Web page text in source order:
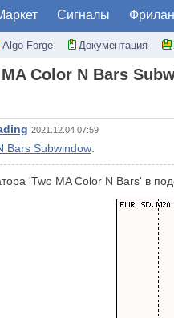
Сигналы
Algo Forge Документация
Color N Bars
2021.12.04 07:59
Bars Subwindow:
'Two MA Color N Bars' в